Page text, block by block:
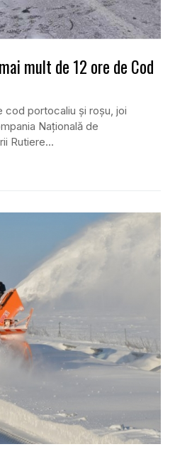
mult de 12 ore de Cod
cod portocaliu şi roşu, joi
Naţională de
Rutiere...